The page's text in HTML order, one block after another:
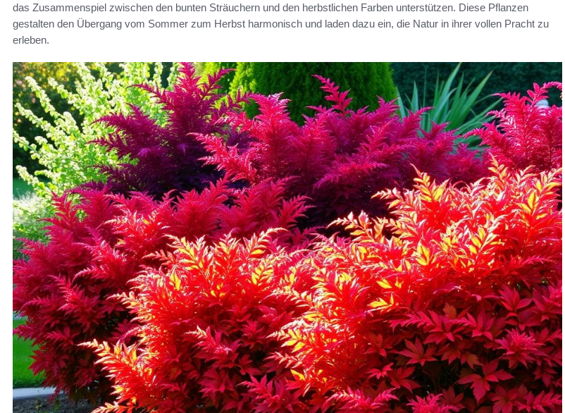
das Zusammenspiel zwischen den bunten Sträuchern und den herbstlichen Farben unterstützen. Diese Pflanzen
gestalten den Übergang vom Sommer zum Herbst harmonisch und laden dazu ein, die Natur in ihrer vollen Pracht zu
erleben.